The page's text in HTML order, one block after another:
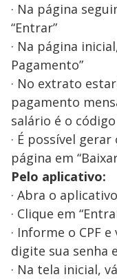
· Na página
“Entrar”
· Na página
Pagamento”
· No extrato
pagamento
salário é o
· É possível
página em
Pelo aplicativo:
· Abra o
· Clique em
· Informe o CPF
digite sua senha
· Na tela inicial,